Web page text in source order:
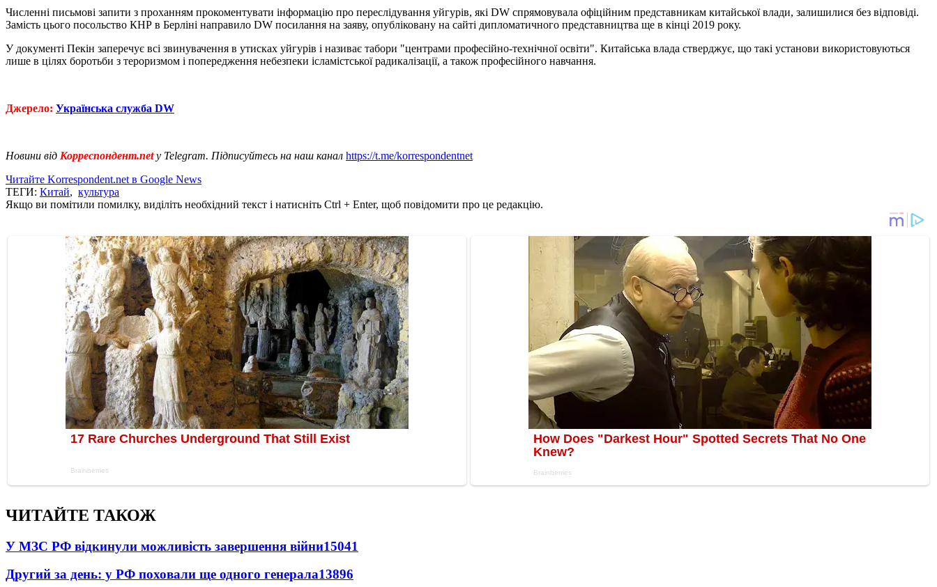
Численні письмові запити з проханням прокоментувати інформацію про переслідування уйгурів, які DW спрямовувала офіційним представникам китайської влади, залишилися без відповіді.
Замість цього посольство КНР в Берліні направило DW посилання на заяву, опубліковану на сайті дипломатичного представництва ще в кінці 2019 року.
У документі Пекін заперечує всі звинувачення в утисках уйгурів і називає табори "центрами професійно-технічної освіти". Китайська влада стверджує, що такі установи використовуються
лише в цілях боротьби з тероризмом і попередження небезпеки ісламістської радикалізації, а також професійного навчання.
Джерело: Українська служба DW
Новини від Корреспондент.net у Telegram. Підписуйтесь на наш канал https://t.me/korrespondentnet
Читайте Korrespondent.net в Google News
ТЕГИ: Китай, культура
Якщо ви помітили помилку, виділіть необхідний текст і натисніть Ctrl + Enter, щоб повідомити про це редакцію.
ЧИТАЙТЕ ТАКОЖ
У МЗС РФ відкинули можливість завершення війни15041
Другий за день: у РФ поховали ще одного генерала13896